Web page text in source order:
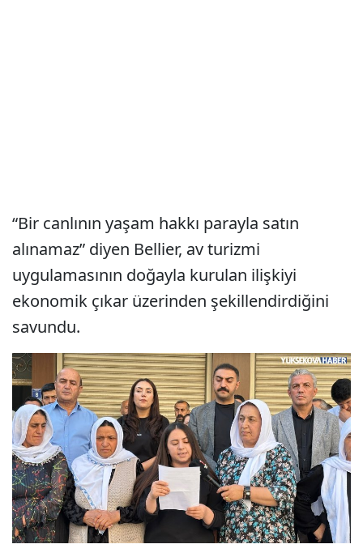
“Bir canlının yaşam hakkı parayla satın
alınamaz” diyen Bellier, av turizmi
uygulamasının doğayla kurulan ilişkiyi
ekonomik çıkar üzerinden şekillendirdiğini
savundu.